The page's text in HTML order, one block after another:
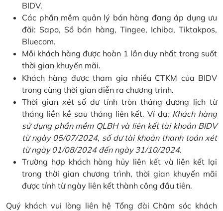
BIDV.
Các phần mềm quản lý bán hàng đang áp dụng ưu
đãi: Sapo, Sổ bán hàng, Tingee, Ichiba, Tiktakpos,
Bluecom.
Mỗi khách hàng được hoàn 1 lần duy nhất trong suốt
thời gian khuyến mãi.
Khách hàng được tham gia nhiều CTKM của BIDV
trong cùng thời gian diễn ra chương trình.
Thời gian xét số dư tính tròn tháng dương lịch từ
tháng liền kề sau tháng liên kết. Ví dụ: Khách hàng
sử dụng phần mềm QLBH và liên kết tài khoản BIDV
từ ngày 05/07/2024, số dư tài khoản thanh toán xét
từ ngày 01/08/2024 đến ngày 31/10/2024.
Trường hợp khách hàng hủy liên kết và liên kết lại
trong thời gian chương trình, thời gian khuyến mãi
được tính từ ngày liên kết thành công đầu tiên.
Quý khách vui lòng liên hệ Tổng đài Chăm sóc khách